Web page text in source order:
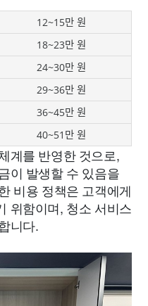
12~15만 원
18~23만 원
24~30만 원
29~36만 원
36~45만 원
40~51만 원
계를 반영한 것으로,
이 발생할 수 있음을
비용 정책은 고객에게
위함이며, 청소 서비스
니다.